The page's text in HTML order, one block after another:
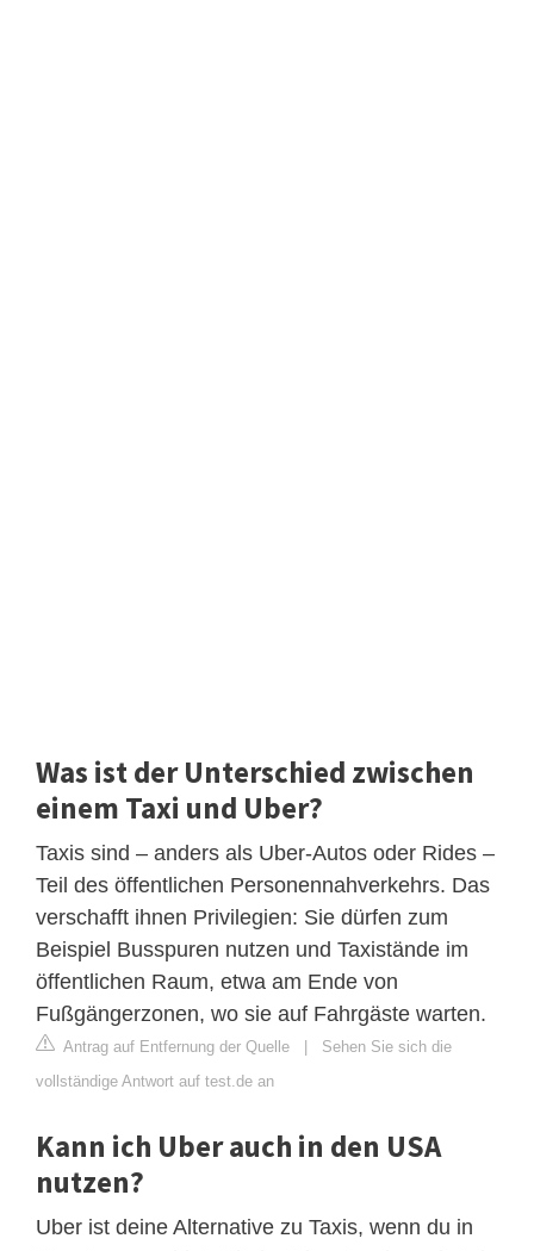
Was ist der Unterschied zwischen
einem Taxi und Uber?
Taxis sind – anders als Uber-Autos oder Rides –
Teil des öffentlichen Personennahverkehrs. Das
verschafft ihnen Privilegien: Sie dürfen zum
Beispiel Busspuren nutzen und Taxistände im
öffentlichen Raum, etwa am Ende von
Fußgängerzonen, wo sie auf Fahrgäste warten.
Antrag auf Entfernung der Quelle | Sehen Sie sich die
vollständige Antwort auf test.de an
Kann ich Uber auch in den USA
nutzen?
Uber ist deine Alternative zu Taxis, wenn du in